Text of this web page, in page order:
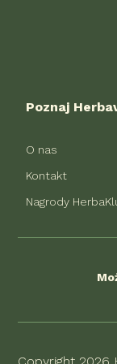
Poznaj
O nas
Kontakt
Nagrody